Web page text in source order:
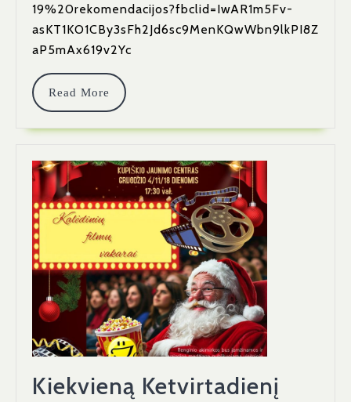
19%20rekomendacijos?fbclid=IwAR1m5Fv-
asKT1KO1CBy3sFh2Jd6sc9MenKQwWbn9lkPI8Z
aP5mAx619v2Yc
Read More
Read
Kiekvieną Ketvirtadienį